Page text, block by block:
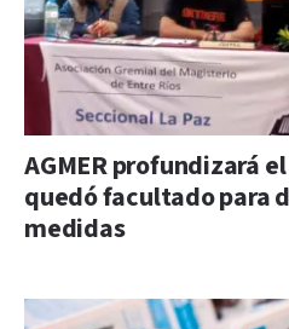
AGMER profundizará
quedó facultado para
medidas